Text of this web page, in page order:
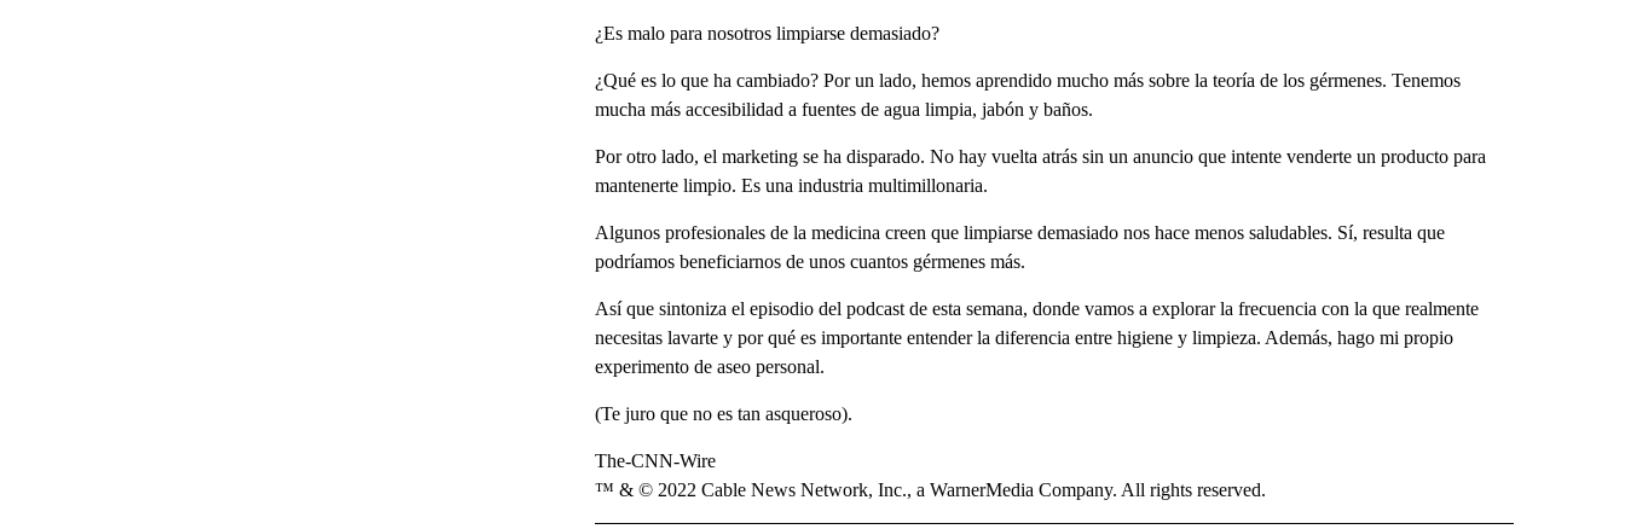
¿Es malo para nosotros limpiarse demasiado?
¿Qué es lo que ha cambiado? Por un lado, hemos aprendido mucho más sobre la teoría de los gérmenes. Tenemos
mucha más accesibilidad a fuentes de agua limpia, jabón y baños.
Por otro lado, el marketing se ha disparado. No hay vuelta atrás sin un anuncio que intente venderte un producto para
mantenerte limpio. Es una industria multimillonaria.
Algunos profesionales de la medicina creen que limpiarse demasiado nos hace menos saludables. Sí, resulta que
podríamos beneficiarnos de unos cuantos gérmenes más.
Así que sintoniza el episodio del podcast de esta semana, donde vamos a explorar la frecuencia con la que realmente
necesitas lavarte y por qué es importante entender la diferencia entre higiene y limpieza. Además, hago mi propio
experimento de aseo personal.
(Te juro que no es tan asqueroso).
The-CNN-Wire
™ & © 2022 Cable News Network, Inc., a WarnerMedia Company. All rights reserved.